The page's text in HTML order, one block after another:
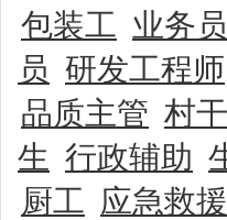
包装工 业务员
员 研发工程师
品质主管 村
生 行政辅助
厨工 应急救援